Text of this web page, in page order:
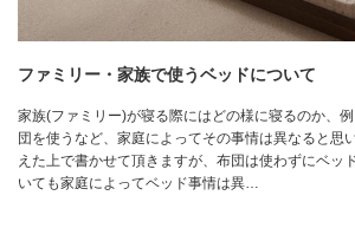
ファミリー・家族で使うベッドについて
家族(ファミリー)が寝る際にはどの様に寝るのか、
団を使うなど、家庭によってその事情は異なると思
えた上で書かせて頂きますが、布団は使わずにベッ
いても家庭によってベッド事情は異…